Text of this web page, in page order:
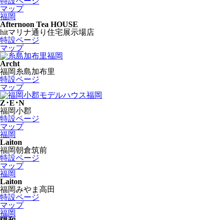
マップ
福岡
Afternoon Tea HOUSE
hitマリナ通り住宅展示場店
特設ページ
マップ
福岡
Archt
福岡糸島加布里
特設ページ
マップ
福岡
Z･E･N
福岡小郡
特設ページ
マップ
福岡
Laiton
福岡朝倉筑前
特設ページ
マップ
福岡
Laiton
福岡みやま高田
特設ページ
マップ
福岡